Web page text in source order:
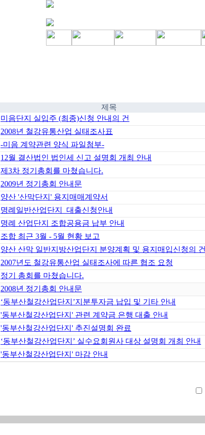
제목
미음단지 실입주 (최종)신청 안내의 건
2008년 철강유통산업 실태조사표
-미음 계약관련 양식 파일첨부-
12월 결산법인 법인세 신고 설명회 개최 안내
제3차 정기총회를 마쳤습니다.
2009년 정기총회 안내문
양산 '산막단지' 용지매매계약서
명례일반산업단지 대출신청안내
명례 산업단지 조합공용금 납부 안내
조합 최근 3월 - 5월 현황 보고
양산 산막 일반지방산업단지 분양계획 및 용지매입신청의 건
2007년도 철강유통산업 실태조사에 따른 협조 요청
정기 총회를 마쳤습니다.
2008년 정기총회 안내문
‘동부산철강산업단지’지분투자금 납입 및 기타 안내
'동부산철강산업단지' 관련 계약금 은행 대출 안내
'동부산철강산업단지' 추진설명회 완료
‘동부산철강산업단지’ 실수요회원사 대상 설명회 개최 안내
'동부산철강산업단지' 마감 안내